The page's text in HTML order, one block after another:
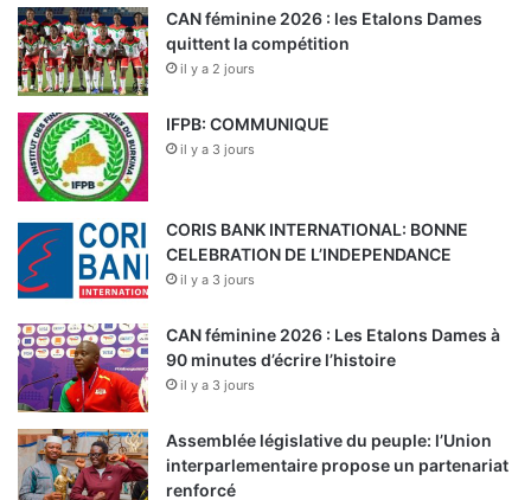
CAN féminine 2026 : les Etalons Dames
quittent la compétition
il y a 2 jours
IFPB: COMMUNIQUE
il y a 3 jours
CORIS BANK INTERNATIONAL: BONNE
CELEBRATION DE L’INDEPENDANCE
il y a 3 jours
CAN féminine 2026 : Les Etalons Dames à
90 minutes d’écrire l’histoire
il y a 3 jours
Assemblée législative du peuple: l’Union
interparlementaire propose un partenariat
renforcé